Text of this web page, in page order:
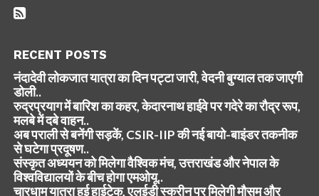
RECENT POSTS
नंदादेवी लोकजात यात्रा का दिन पट्टा जारी, वेदनी बुग्याल तक जाएगी
डोली..
रुद्रप्रयाग में बारिश का कहर, केदारनाथ हाईवे पर गदेरे का रौद्र रूप,
मलबे में दबे वाहन..
अब पराली से बनेंगी सड़कें, CSIR-IIP की नई बायो-बाइंडर तकनीक
से घटेगा प्रदूषण..
संस्कृत अध्ययन को मिलेगा वैश्विक मंच, उत्तराखंड और नेपाल के
विश्वविद्यालयों के बीच होगा एमओयू..
चारधाम यात्रा हुई हाईटेक, एलईडी स्क्रीन पर मिलेगी मौसम और